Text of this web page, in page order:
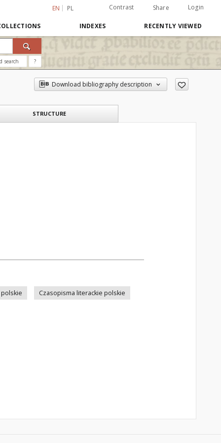
EN PL Contrast Share Login
INDEXES RECENTLY VIEWED
search ?
Download bibliography description
STRUCTURE
Czasopisma literackie polskie